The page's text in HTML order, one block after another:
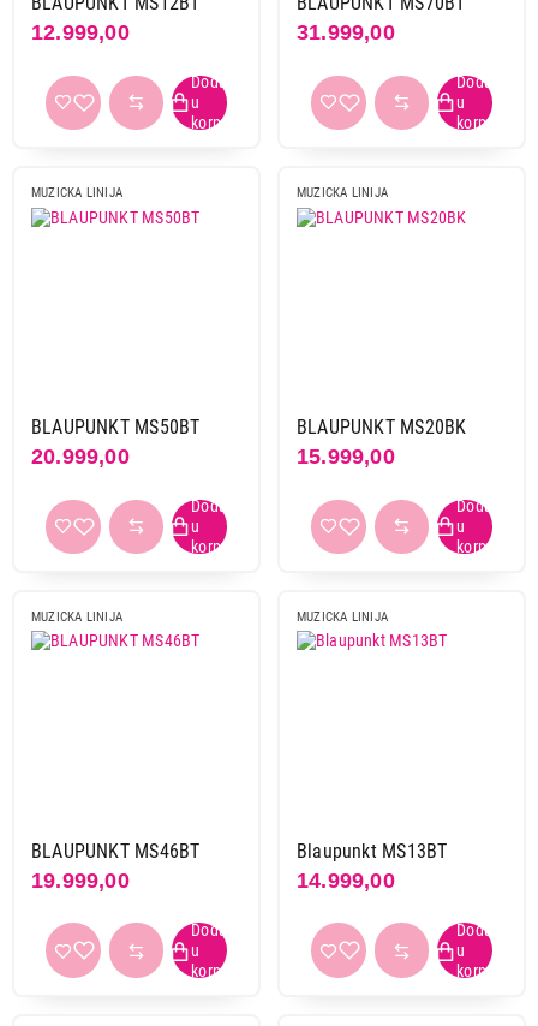
12.999,00 31.999,00
MUZICKA LINIJA
BLAUPUNKT MS50BT
20.999,00
MUZICKA LINIJA
BLAUPUNKT MS20BK
15.999,00
MUZICKA LINIJA
BLAUPUNKT MS46BT
19.999,00
MUZICKA LINIJA
Blaupunkt MS13BT
14.999,00
MUZIČKE LINIJE
PANASONIC SC-AKX320E-K